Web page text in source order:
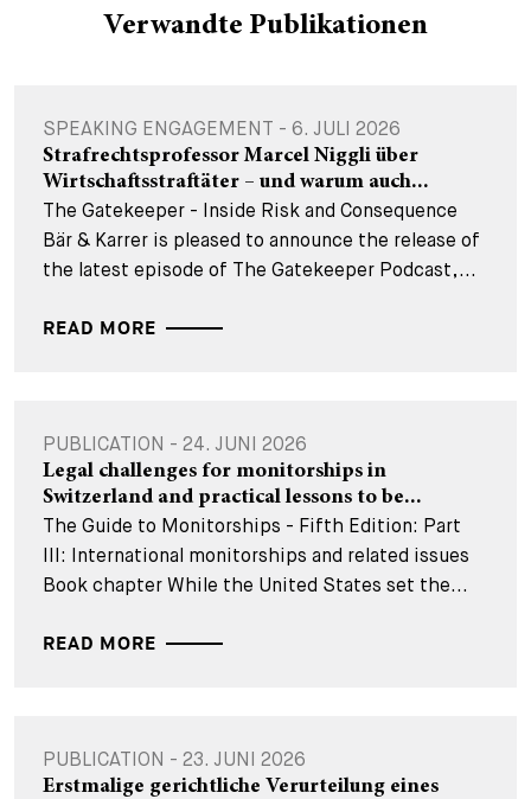
Verwandte Publikationen
SPEAKING ENGAGEMENT - 6. JULI 2026
Strafrechtsprofessor Marcel Niggli über
Wirtschaftsstraftäter – und warum auch...
The Gatekeeper - Inside Risk and Consequence
Bär & Karrer is pleased to announce the release of
the latest episode of The Gatekeeper Podcast,...
READ MORE
PUBLICATION - 24. JUNI 2026
Legal challenges for monitorships in
Switzerland and practical lessons to be...
The Guide to Monitorships - Fifth Edition: Part
III: International monitorships and related issues
Book chapter While the United States set the...
READ MORE
PUBLICATION - 23. JUNI 2026
Erstmalige gerichtliche Verurteilung eines